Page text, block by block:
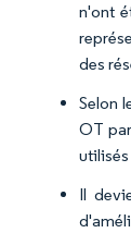
n'ont
des
Selon
OT
Il